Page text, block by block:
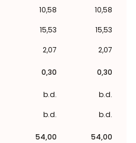
10,58
10,58
15,53
15,53
2,07 2,07
0,30 0,30
b.d.
b.d.
b.d. b.d.
54,00 54,00